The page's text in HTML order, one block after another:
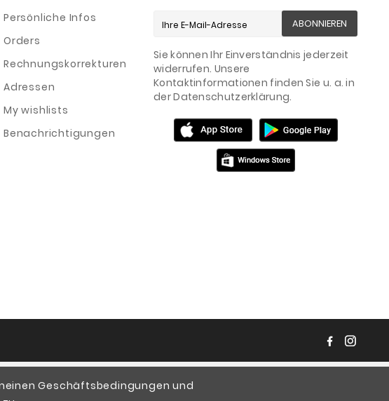
Geschäftsbedingungen und
Persönliche Infos
Orders
Rechnungskorrekturen
Adressen
My wishlists
Benachrichtigungen
ABONNIEREN
Sie können Ihr Einverständnis jederzeit
widerrufen. Unsere
Kontaktinformationen finden Sie u. a. in
der Datenschutzerklärung.